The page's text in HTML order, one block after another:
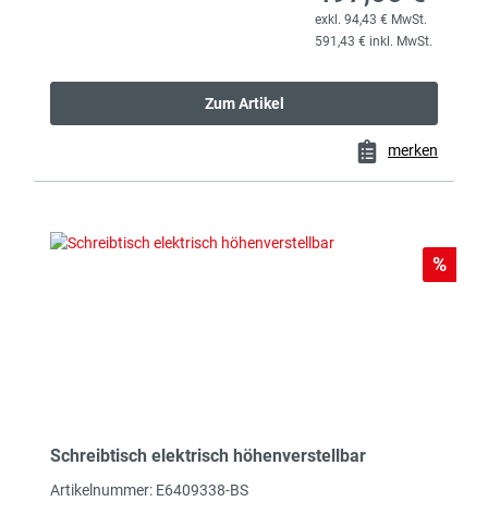
exkl. 94,43 € MwSt.
591,43 € inkl. MwSt.
Zum Artikel
merken
Rabatt
%
Schreibtisch elektrisch höhenverstellbar
Artikelnummer: E6409338-BS